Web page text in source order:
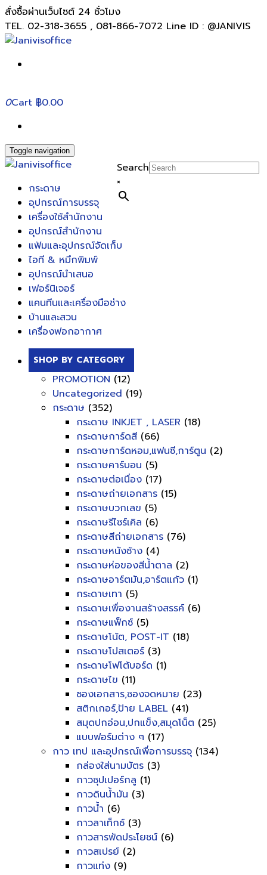
สั่งซื้อผ่านเว็บไซต์ 24 ชั่วโมง
TEL. 02-318-3655 , 081-866-7072 Line ID : @JANIVIS
0Cart ฿0.00
Toggle navigation
Search
×
กระดาษ
อุปกรณ์การบรรจุ
เครื่องใช้สำนักงาน
อุปกรณ์สำนักงาน
แฟ้มและอุปกรณ์จัดเก็บ
ไอที & หมึกพิมพ์
อุปกรณ์นำเสนอ
เฟอร์นิเจอร์
แคนทีนและเครื่องมือช่าง
บ้านและสวน
เครื่องฟอกอากาศ
SHOP BY CATEGORY
PROMOTION (12)
Uncategorized (19)
กระดาษ (352)
กระดาษ INKJET , LASER (18)
กระดาษการ์ดสี (66)
กระดาษการ์ดหอม,แฟนซี,การ์ตูน (2)
กระดาษคาร์บอน (5)
กระดาษต่อเนื่อง (17)
กระดาษถ่ายเอกสาร (15)
กระดาษบวกเลข (5)
กระดาษรีไซร์เคิล (6)
กระดาษสีถ่ายเอกสาร (76)
กระดาษหนังช้าง (4)
กระดาษห่อของสีน้ำตาล (2)
กระดาษอาร์ตมัน,อาร์ตแก้ว (1)
กระดาษเทา (5)
กระดาษเพื่องานสร้างสรรค์ (6)
กระดาษแฟ็กซ์ (5)
กระดาษโน้ต, POST-IT (18)
กระดาษโปสเตอร์ (3)
กระดาษโฟโต้บอร์ด (1)
กระดาษไข (11)
ซองเอกสาร,ซองจดหมาย (23)
สติกเกอร์,ป้าย LABEL (41)
สมุดปกอ่อน,ปกแข็ง,สมุดโน็ต (25)
แบบฟอร์มต่าง ๆ (17)
กาว เทป และอุปกรณ์เพื่อการบรรจุ (134)
กล่องใส่นามบัตร (3)
กาวซุปเปอร์กลู (1)
กาวดินน้ำมัน (3)
กาวน้ำ (6)
กาวลาเท็กซ์ (3)
กาวสารพัดประโยชน์ (6)
กาวสเปรย์ (2)
กาวแท่ง (9)